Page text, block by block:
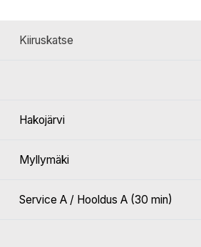
Kiiruskatse
Hakojärvi
Myllymäki
Service A / Hooldus A (30 min)